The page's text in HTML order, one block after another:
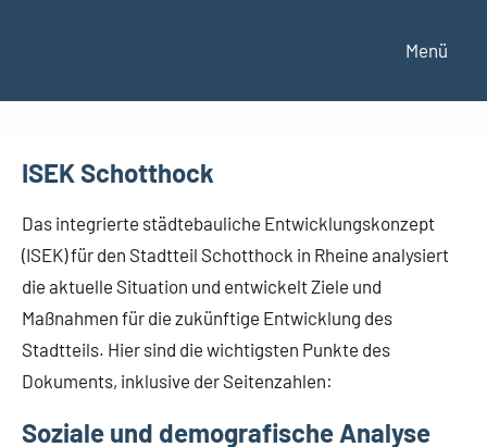
t
e
i
b
e
i
r
t
Menü
ISEK Schotthock
Das integrierte städtebauliche Entwicklungskonzept
(ISEK) für den Stadtteil Schotthock in Rheine analysiert
die aktuelle Situation und entwickelt Ziele und
Maßnahmen für die zukünftige Entwicklung des
Stadtteils. Hier sind die wichtigsten Punkte des
Dokuments, inklusive der Seitenzahlen:
Soziale und demografische Analyse